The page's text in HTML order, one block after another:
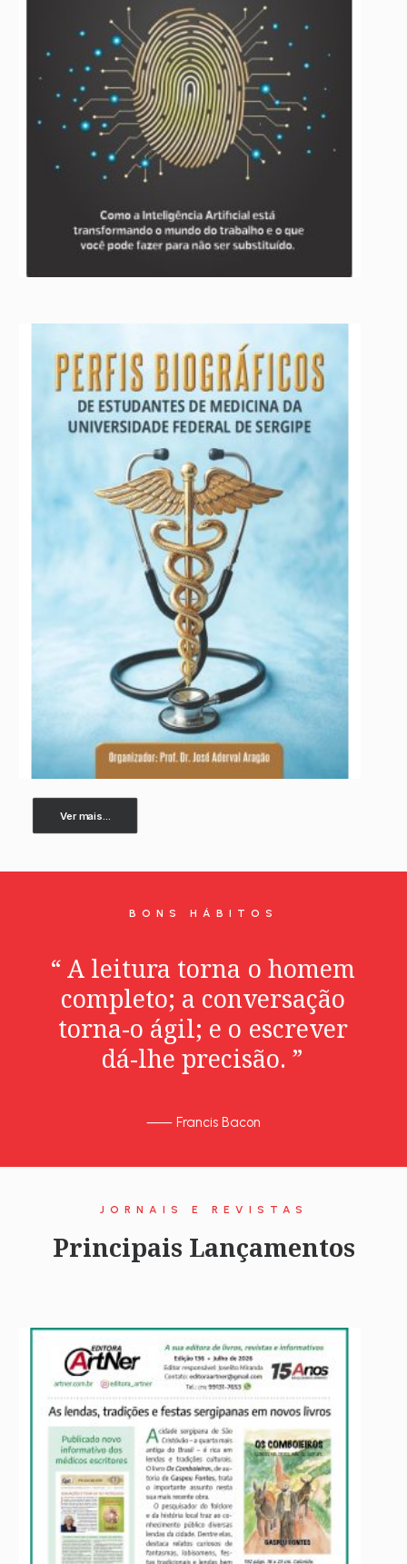
Ver mais...
BONS HÁBITOS
“ A leitura torna o homem
completo; a conversação
torna-o ágil; e o escrever
dá-lhe precisão. ”
⸺ Francis Bacon
JORNAIS E REVISTAS
Principais Lançamentos